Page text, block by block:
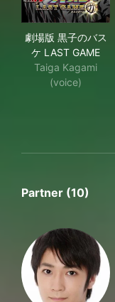
劇場版 黒子のバス
ケ LAST GAME
Taiga Kagami
(voice)
Partner (10)